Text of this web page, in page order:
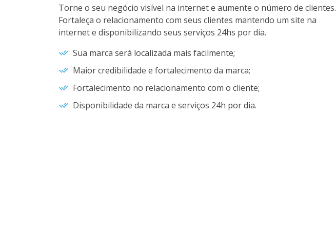
Torne o seu negócio visível na internet e aumente o número de clientes.
Fortaleça o relacionamento com seus clientes mantendo um site na
internet e disponibilizando seus serviços 24hs por dia.
Sua marca será localizada mais facilmente;
Maior credibilidade e fortalecimento da marca;
Fortalecimento no relacionamento com o cliente;
Disponibilidade da marca e serviços 24h por dia.